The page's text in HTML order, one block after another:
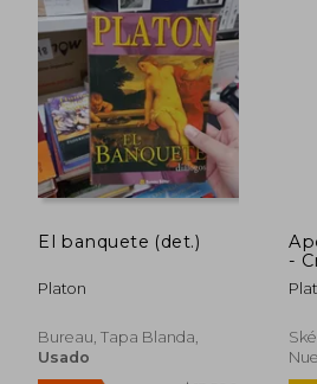
10%
dcto.
$ 29.800
$ 26.820
El banquete (det.)
Platon
Bureau, Tapa Blanda,
Usado
-